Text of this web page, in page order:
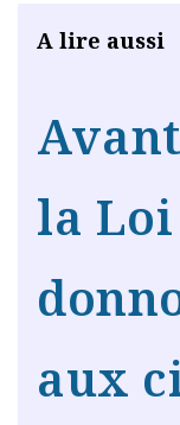
A lire aussi
la Loi
aux